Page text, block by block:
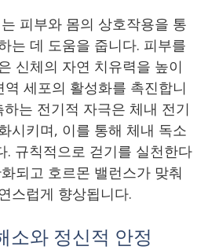
피부와 몸의 상호작용을 통
는 데 도움을 줍니다. 피부를
신체의 자연 치유력을 높이
세포의 활성화를 촉진합니
는 전기적 자극은 체내 전기
시키며, 이를 통해 체내 독소
. 규칙적으로 걷기를 실천한다
되고 호르몬 밸런스가 맞춰
스럽게 향상됩니다.
소와 정신적 안정